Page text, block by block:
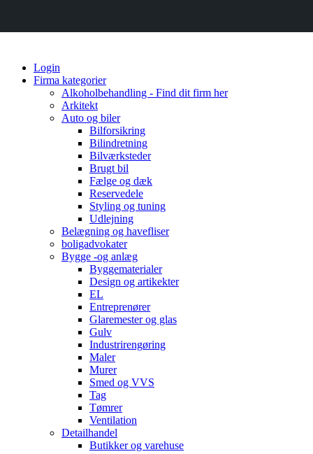
Login
Firma kategorier
Alkoholbehandling - Find dit firm her
Arkitekt
Auto og biler
Bilforsikring
Bilindretning
Bilværksteder
Brugt bil
Fælge og dæk
Reservedele
Styling og tuning
Udlejning
Belægning og havefliser
boligadvokater
Bygge -og anlæg
Byggematerialer
Design og artikekter
EL
Entreprenører
Glaremester og glas
Gulv
Industrirengøring
Maler
Murer
Smed og VVS
Tag
Tømrer
Ventilation
Detailhandel
Butikker og varehuse